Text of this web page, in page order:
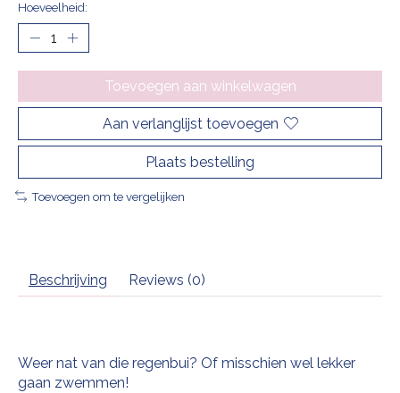
Hoeveelheid:
Toevoegen aan winkelwagen
Aan verlanglijst toevoegen
Plaats bestelling
Toevoegen om te vergelijken
Beschrijving Reviews (0)
Weer nat van die regenbui? Of misschien wel lekker
gaan zwemmen!